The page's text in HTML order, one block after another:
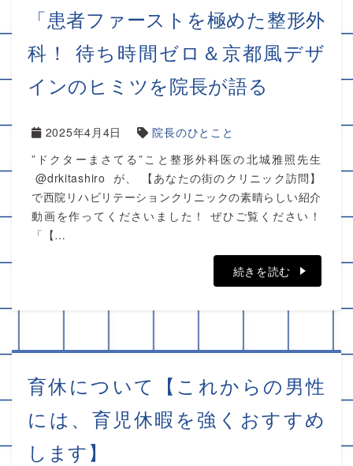
「患者ファーストを極めた整形外
科！ 待ち時間ゼロ＆京都風デザ
インのヒミツを院長が語る
2025年4月4日
院長のひとこと
”ドクターまさてる”こと整形外科医の北城雅照先生
@drkitashiro が、 【あなたの街のクリニック訪問】
で西院リハビリテーションクリニックの素晴らしい紹介
動画を作ってくださいました！ ぜひご覧ください！
「【…
続きを読む
育休について【これからの男性
には、育児休暇を強くおすすめ
します】